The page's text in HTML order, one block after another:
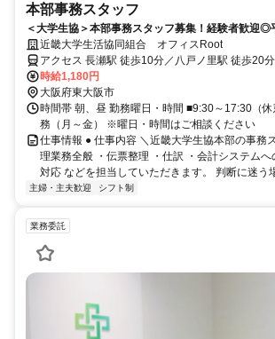
本部事務スタッフ
＜大学生協＞本部事務スタッフ募集！経験者歓迎◎
働きやすい職場です♪
近畿大学生活協同組合 オフィスRoot
アクセス 長瀬駅 徒歩10分／八戸ノ里駅 徒歩20分
時給1,180円
大阪府東大阪市
時間帯 朝、昼 勤務曜日・時間 ■9:30～17:30（
務（月～金） ※曜日・時間はご相談ください
仕事情報 ● 仕事内容 ＼近畿大学生協本部の事務
理業務全般 ・伝票整理 ・仕訳 ・会計システム
対応 などを担当していただきます。 判断に迷う
主婦・主夫歓迎 シフト制
業務委託